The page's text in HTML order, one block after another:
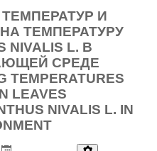
И
ТЕМПЕРАТУРУ
NIVALIS L. В
СРЕДЕ
TEMPERATURES
LEAVES
NIVALIS L. IN